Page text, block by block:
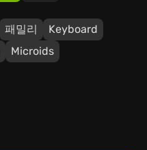
패밀리
Keyboard
Microids